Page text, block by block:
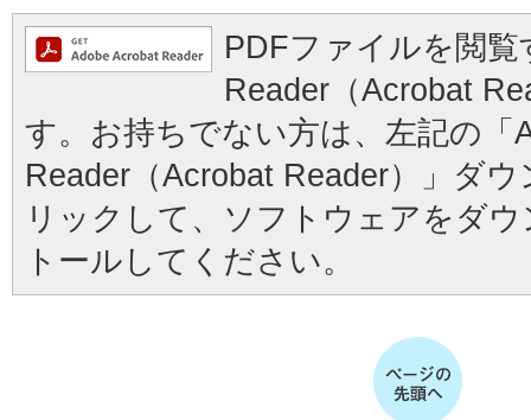
PDFファイルを閲
Reader（Acrobat
す。お持ちでない方は、左記の「
Reader（Acrobat Reader）」ダ
リックして、ソフトウェアをダ
トールしてください。